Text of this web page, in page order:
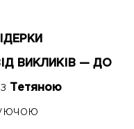
ВИКЛИКІВ — ДО
Тетяною